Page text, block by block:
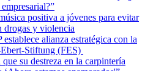
positiva a jóvenes para evitar
drogas y violencia
alianza estratégica con la
Stiftung (FES)
su destreza en la carpintería